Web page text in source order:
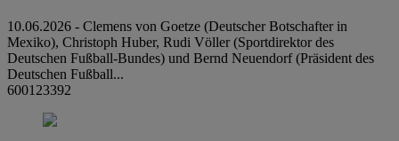
10.06.2026 - Clemens von Goetze (Deutscher Botschafter in
Mexiko), Christoph Huber, Rudi Völler (Sportdirektor des
Deutschen Fußball-Bundes) und Bernd Neuendorf (Präsident des
Deutschen Fußball...
600123392